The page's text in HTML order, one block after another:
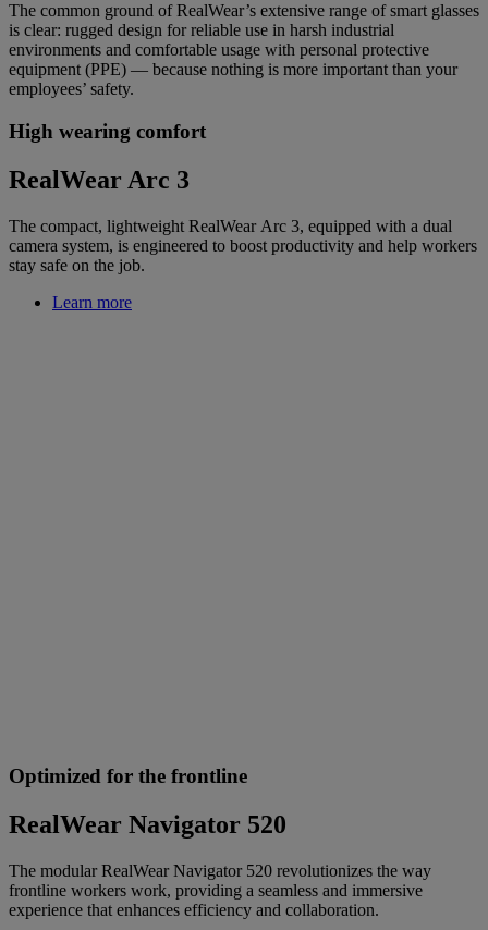
The common ground of RealWear’s extensive range of smart glasses
is clear: rugged design for reliable use in harsh industrial
environments and comfortable usage with personal protective
equipment (PPE) — because nothing is more important than your
employees’ safety.
High wearing comfort
RealWear Arc 3
The compact, lightweight RealWear Arc 3, equipped with a dual
camera system, is engineered to boost productivity and help workers
stay safe on the job.
Learn more
Optimized for the frontline
RealWear Navigator 520
The modular RealWear Navigator 520 revolutionizes the way
frontline workers work, providing a seamless and immersive
experience that enhances efficiency and collaboration.